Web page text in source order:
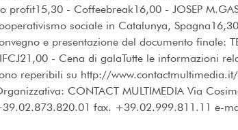
profit15,30 - Coffeebreak16,00 - JOSEP
sociale in Catalunya,
e presentazione del documento finale:
- Cena di galaTutte le informazioni
reperibili su http://
CONTACT MULTIMEDIA Via
fax. +39.02.999.811.11 e-